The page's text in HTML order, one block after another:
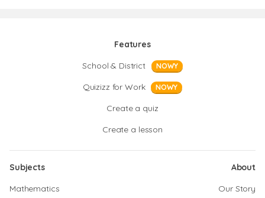
Features
School & District
NOWY
Quizizz for Work NOWY
Create a quiz
Create a lesson
Subjects
Mathematics
About
Our Story